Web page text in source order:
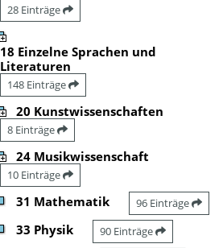
28 Einträge
18 Einzelne Sprachen und
Literaturen
148 Einträge
20 Kunstwissenschaften
8 Einträge
24 Musikwissenschaft
10 Einträge
31 Mathematik 96 Einträge
33 Physik 90 Einträge